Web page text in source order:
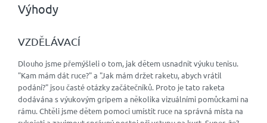
Výhody
VZDĚLÁVACÍ
Dlouho jsme přemýšleli o tom, jak dětem usnadnit výuku tenisu.
"Kam mám dát ruce?" a "Jak mám držet raketu, abych vrátil
podání?" jsou časté otázky začátečníků. Proto je tato raketa
dodávána s výukovým gripem a několika vizuálními pomůckami na
rámu. Chtěli jsme dětem pomoci umístit ruce na správná místa na